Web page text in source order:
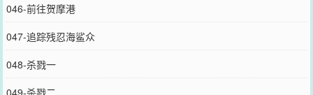
046-前往贺摩港
047-追踪残忍海鲨众
048-杀戮一
049-杀戮二